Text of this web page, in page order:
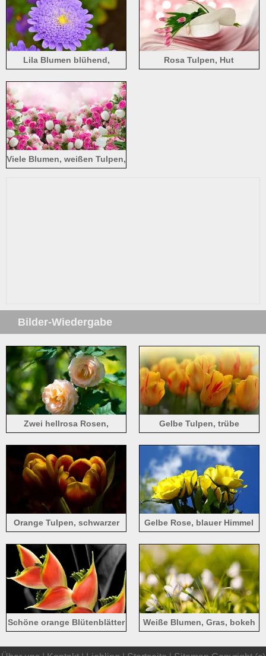
Lila Blumen blühend,
Rosa Tulpen, Hut
Viele Blumen, weißen Tulpen,
Bilder-Wiedergabe
Zwei hellrosa Rosen,
Gelbe Tulpen, trübe
Orange Tulpen, schwarzer
Gelbe Rose, blauer Himmel
Schöne orange Blütenblätter
Weiße Blumen, Gras, bokeh